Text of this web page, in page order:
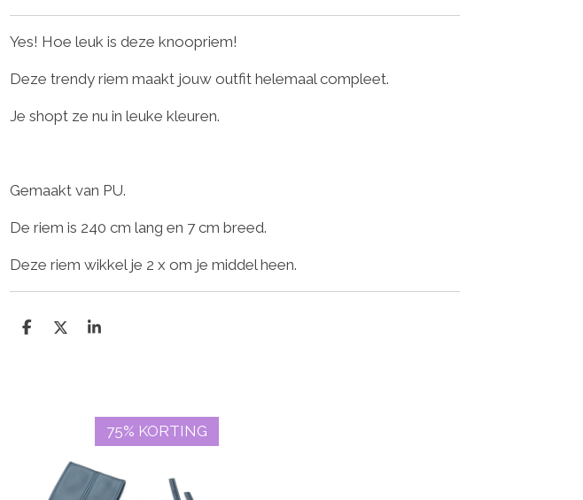
Yes! Hoe leuk is deze knoopriem!
Deze trendy riem maakt jouw outfit helemaal compleet.
Je shopt ze nu in leuke kleuren.
Gemaakt van PU.
De riem is 240 cm lang en 7 cm breed.
Deze riem wikkel je 2 x om je middel heen.
D
D
S
75% KORTING